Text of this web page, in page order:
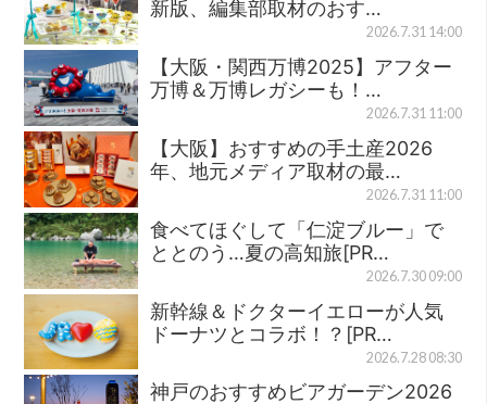
新版、編集部取材のおす…
2026.7.31 14:00
【大阪・関西万博2025】アフター
万博＆万博レガシーも！…
2026.7.31 11:00
【大阪】おすすめの手土産2026
年、地元メディア取材の最…
2026.7.31 11:00
食べてほぐして「仁淀ブルー」で
ととのう…夏の高知旅[PR…
2026.7.30 09:00
新幹線＆ドクターイエローが人気
ドーナツとコラボ！？[PR…
2026.7.28 08:30
神戸のおすすめビアガーデン2026